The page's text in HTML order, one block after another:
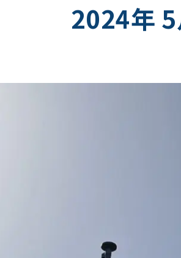
2024年 5